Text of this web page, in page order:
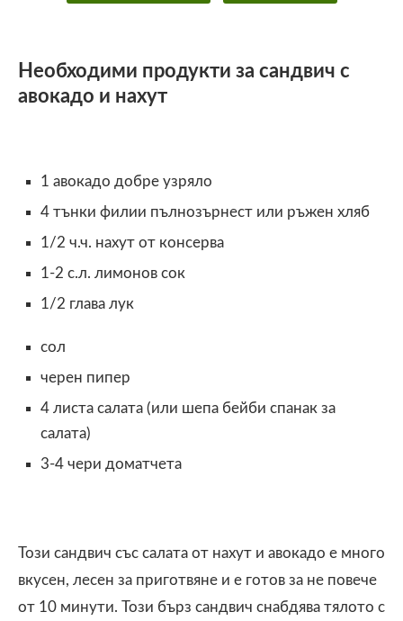
Необходими продукти за сандвич с
авокадо и нахут
1 авокадо добре узряло
4 тънки филии пълнозърнест или ръжен хляб
1/2 ч.ч. нахут от консерва
1-2 с.л. лимонов сок
1/2 глава лук
сол
черен пипер
4 листа салата (или шепа бейби спанак за
салата)
3-4 чери доматчета
Този сандвич със салата от нахут и авокадо е много
вкусен, лесен за приготвяне и е готов за не повече
от 10 минути. Този бърз сандвич снабдява тялото с